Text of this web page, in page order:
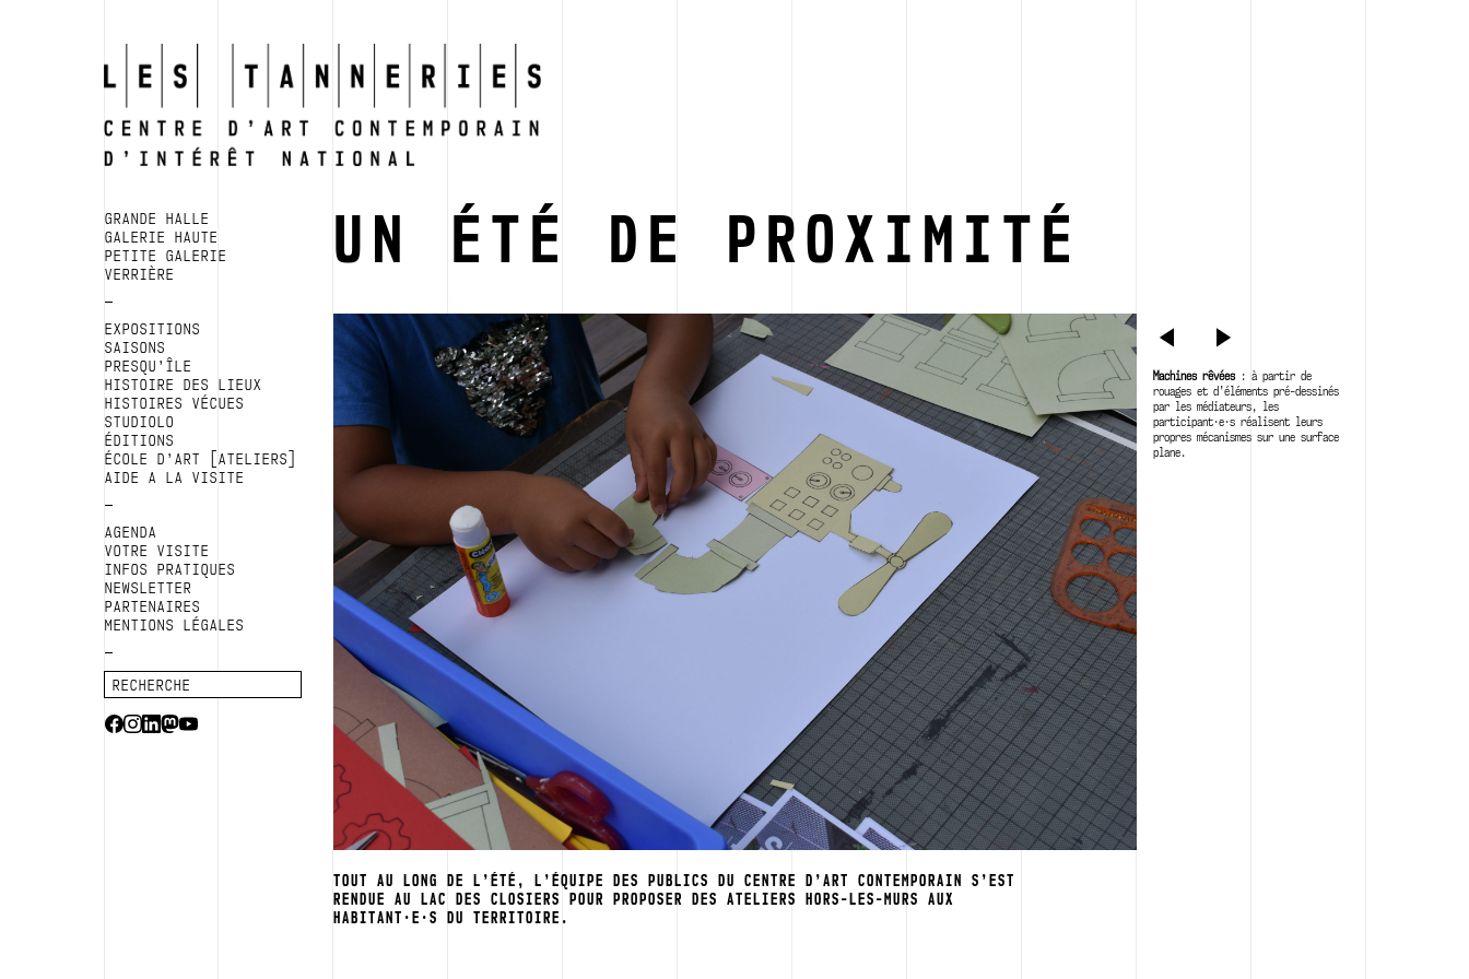
GRANDE HALLE
GALERIE HAUTE
PETITE GALERIE
VERRIÈRE
EXPOSITIONS
SAISONS
PRESQU’ÎLE
HISTOIRE DES LIEUX
HISTOIRES VÉCUES
STUDIOLO
ÉDITIONS
ÉCOLE D’ART [ATELIERS]
AIDE A LA VISITE
AGENDA
VOTRE VISITE
INFOS PRATIQUES
NEWSLETTER
PARTENAIRES
MENTIONS LÉGALES
UN ÉTÉ DE PROXIMITÉ
PRÉCÉDENT
Machines rêvées: à partir de
rouages et d’éléments pré-dessinés
par les médiateurs, les
participant·e·s réalisent leurs
propres mécanismes sur une surface
plane.
TOUT AU LONG DE L’ÉTÉ, L’ÉQUIPE DES PUBLICS DU CENTRE D’ART CONTEMPORAIN S’EST
RENDUE AU LAC DES CLOSIERS POUR PROPOSER DES ATELIERS HORS-LES-MURS AUX
HABITANT·E·S DU TERRITOIRE.